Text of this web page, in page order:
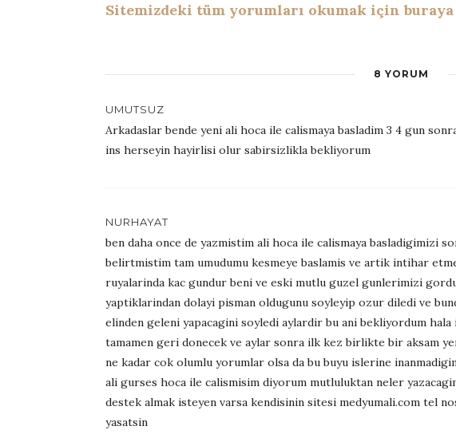
Sitemizdeki tüm yorumları okumak için
8 YORUM
UMUTSUZ
Arkadaslar bende yeni ali hoca ile calismaya basladim 3 4 gun
ins herseyin hayirlisi olur sabirsizlikla bekliyorum
NURHAYAT
ben daha once de yazmistim ali hoca ile calismaya basladigimizi
belirtmistim tam umudumu kesmeye baslamis ve artik intihar
ruyalarinda kac gundur beni ve eski mutlu guzel gunlerimizi
yaptiklarindan dolayi pisman oldugunu soyleyip ozur diledi ve
elinden geleni yapacagini soyledi aylardir bu ani bekliyordum
tamamen geri donecek ve aylar sonra ilk kez birlikte bir aksam
ne kadar cok olumlu yorumlar olsa da bu buyu islerine
ali gurses hoca ile calismisim diyorum mutluluktan neler
destek almak isteyen varsa kendisinin sitesi medyumali.com tel
yasatsin